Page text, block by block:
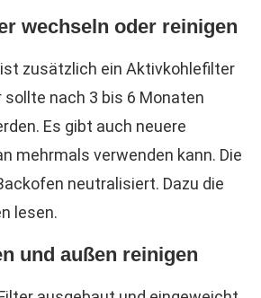
wechseln oder reinigen
zusätzlich ein Aktivkohlefilter
sollte nach 3 bis 6 Monaten
Es gibt auch neuere
mehrmals verwenden kann. Die
neutralisiert. Dazu die
lesen.
und außen reinigen